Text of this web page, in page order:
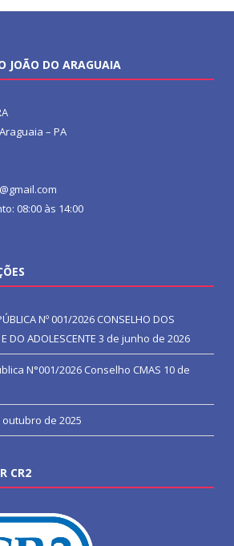
JOÃO DO ARAGUAIA
– PA
08:00 às 14:00
Nº 001/2026 CONSELHO DOS
DO ADOLESCENTE 3 de junho de 2026
N°001/2026 Conselho CMAS 10 de
outubro de 2025
CR2